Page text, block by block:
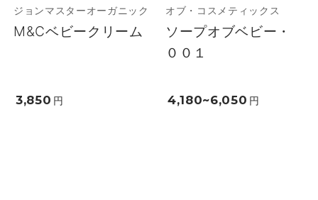
ジョンマスターオーガニック
M&Cベビークリーム
3,850 円
オブ・コスメティックス
ソープオブベビー・
００１
4,180~6,050 円